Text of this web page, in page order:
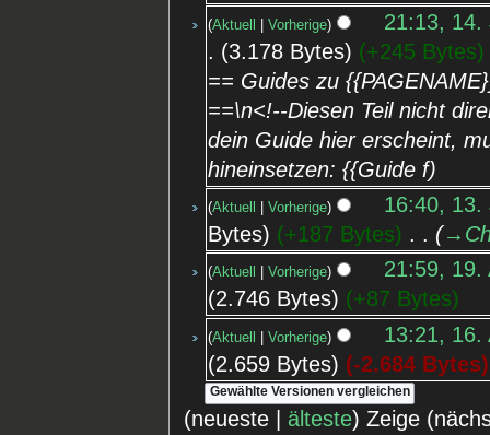
Aktuell Vorherige
21:13, 14.
3.178 Bytes
+245 Bytes
== Guides zu
==\n<!--Diesen Teil nicht
dein Guide hier erscheint,
hineinsetzen: {{Guide f
Aktuell Vorherige
16:40, 13.
Bytes
+187 Bytes
Aktuell Vorherige
21:59, 19.
2.746 Bytes
+87 Bytes
Aktuell Vorherige
13:21, 16.
2.659 Bytes
-2.684 Bytes
(neueste | älteste) Zeige